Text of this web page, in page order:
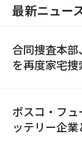
最新ニュー
合同捜査本
を再度家宅
ポスコ・フ
ッテリー企